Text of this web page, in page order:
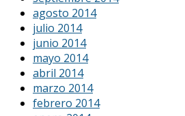
agosto 2014
julio 2014
junio 2014
mayo 2014
abril 2014
marzo 2014
febrero 2014